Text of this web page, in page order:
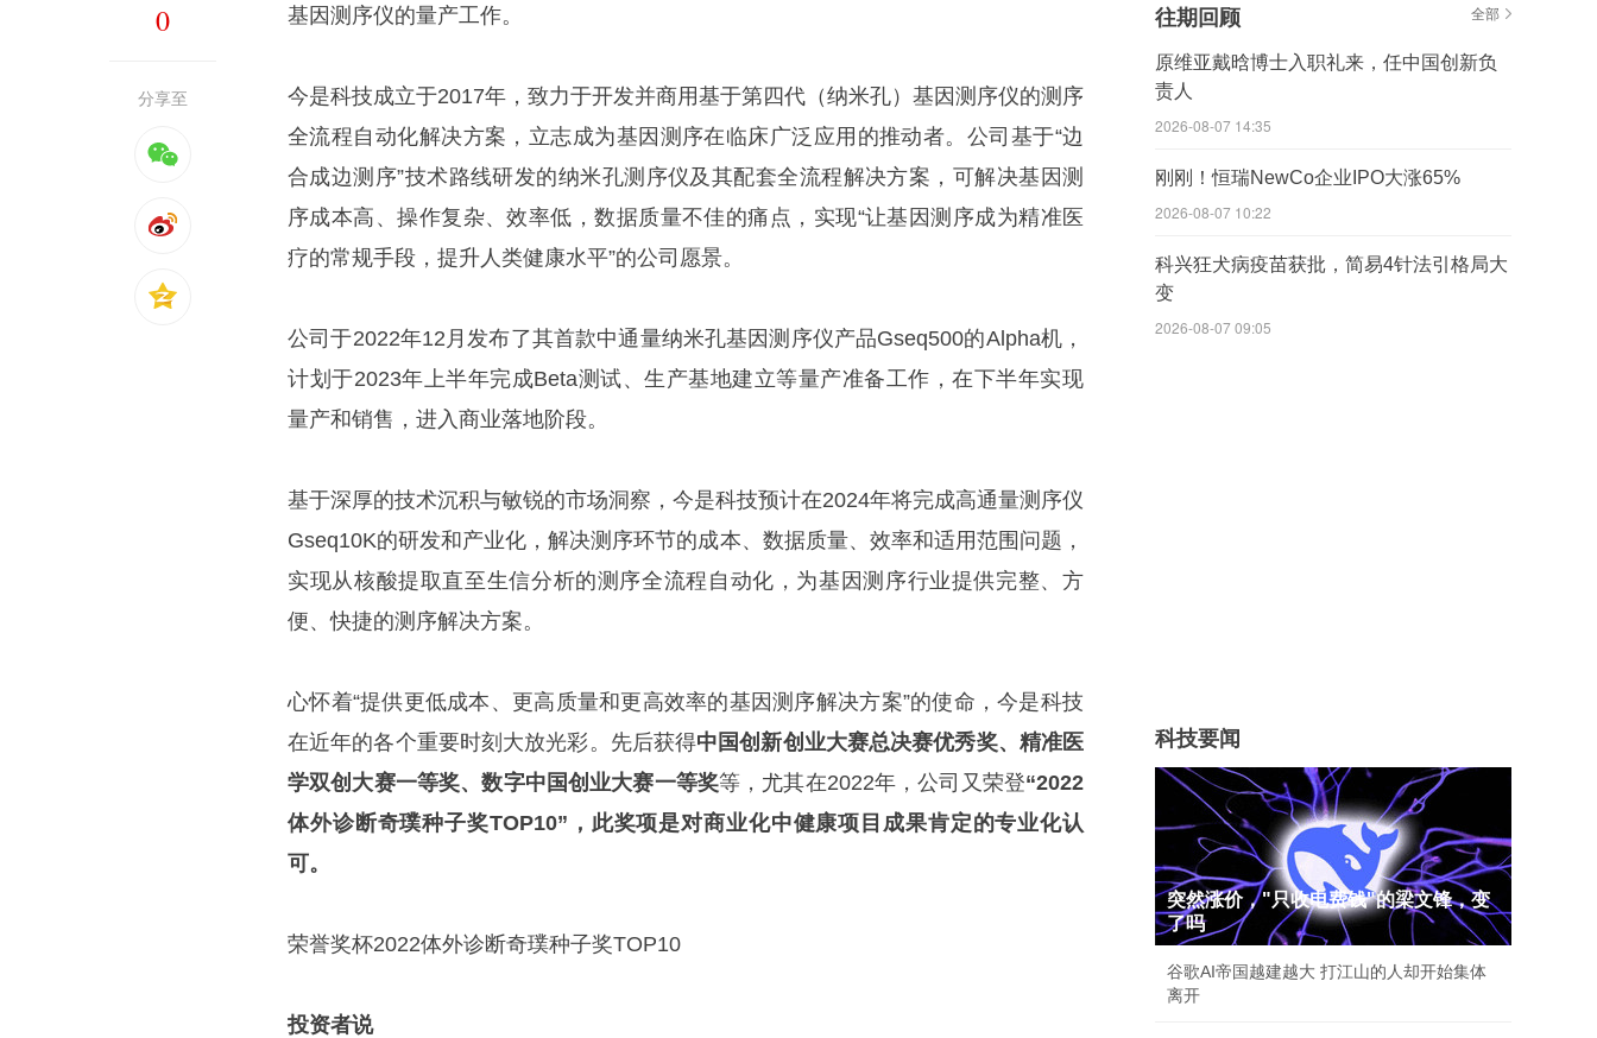
0
分享至
基因测序仪的量产工作。
今是科技成立于2017年，致力于开发并商用基于第四代（纳米孔）基因测序仪的测序
全流程自动化解决方案，立志成为基因测序在临床广泛应用的推动者。公司基于“边
合成边测序”技术路线研发的纳米孔测序仪及其配套全流程解决方案，可解决基因测
序成本高、操作复杂、效率低，数据质量不佳的痛点，实现“让基因测序成为精准医
疗的常规手段，提升人类健康水平”的公司愿景。
公司于2022年12月发布了其首款中通量纳米孔基因测序仪产品Gseq500的Alpha机，
计划于2023年上半年完成Beta测试、生产基地建立等量产准备工作，在下半年实现
量产和销售，进入商业落地阶段。
基于深厚的技术沉积与敏锐的市场洞察，今是科技预计在2024年将完成高通量测序仪
Gseq10K的研发和产业化，解决测序环节的成本、数据质量、效率和适用范围问题，
实现从核酸提取直至生信分析的测序全流程自动化，为基因测序行业提供完整、方
便、快捷的测序解决方案。
心怀着“提供更低成本、更高质量和更高效率的基因测序解决方案”的使命，今是科技
在近年的各个重要时刻大放光彩。先后获得中国创新创业大赛总决赛优秀奖、精准医
学双创大赛一等奖、数字中国创业大赛一等奖等，尤其在2022年，公司又荣登“2022
体外诊断奇璞种子奖TOP10”，此奖项是对商业化中健康项目成果肯定的专业化认
可。
荣誉奖杯2022体外诊断奇璞种子奖TOP10
投资者说
往期回顾 全部
原维亚戴晗博士入职礼来，任中国创新负
责人
2026-08-07 14:35
刚刚！恒瑞NewCo企业IPO大涨65%
2026-08-07 10:22
科兴狂犬病疫苗获批，简易4针法引格局大
变
2026-08-07 09:05
科技要闻
突然涨价，"只收电费钱"的梁文锋，变
了吗
谷歌AI帝国越建越大 打江山的人却开始集体
离开